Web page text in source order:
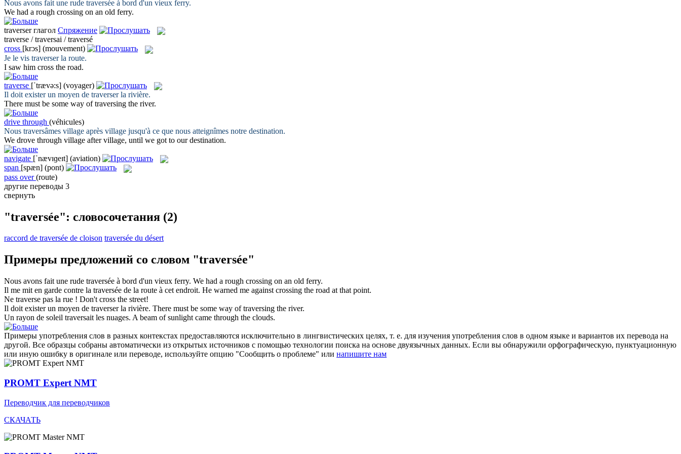
Nous avons fait une rude traversée à bord d'un vieux ferry.
We had a rough crossing on an old ferry.
traverser глагол Спряжение
traverse / traversai / traversé
cross [krɔs] (mouvement)
Je le vis traverserla route.
I saw him cross the road.
traverse [ˈtrævə:s] (voyager)
Il doit exister un moyen de traverserla rivière.
There must be some way oftraversing the river.
drive through (véhicules)
Nous traversâmes village après village jusqu'à ce que nous atteignîmes notre destination.
We drove through village after village, until we got to our destination.
navigate [ˈnævɪɡeɪt] (aviation)
span [spæn] (pont)
pass over (route)
другие переводы 3
свернуть
"traversée": словосочетания (2)
raccord de traversée de cloison traversée du désert
Примеры предложений со словом "traversée"
Nous avons fait une rude traversée à bord d'un vieux ferry. We had a rough crossing on an old ferry.
Il me mit en garde contre la traversée de la route à cet endroit. He warned me against crossing the road at that point.
Ne traverse pas la rue ! Don't cross the street!
Il doit exister un moyen de traverserla rivière. There must be some way oftraversing the river.
Un rayon de soleil traversait les nuages. A beam of sunlight came through the clouds.
Примеры употребления слов в разных контекстах предоставляются исключительно в лингвистических целях, т. е. для изучения употребления слов в одном языке и вариантов их перевода на
другой. Все образцы собраны автоматически из открытых источников с помощью технологии поиска на основе двуязычных данных. Если вы обнаружили орфографическую, пунктуационную
или иную ошибку в оригинале или переводе, используйте опцию "Сообщить о проблеме" или напишите нам
PROMT Expert NMT
Переводчик для переводчиков
СКАЧАТЬ